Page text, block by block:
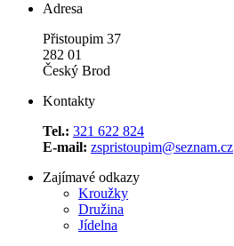
Adresa
Přistoupim 37
282 01
Český Brod
Kontakty
Tel.: 321 622 824
E-mail: zspristoupim@seznam.cz
Zajímavé odkazy
Kroužky
Družina
Jídelna